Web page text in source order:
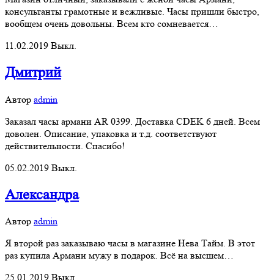
консультанты грамотные и вежливые. Часы пришли быстро,
вообщем очень довольны. Всем кто сомневается…
11.02.2019 Выкл.
Дмитрий
Автор admin
Заказал часы армани AR 0399. Доставка CDEK 6 дней. Всем
доволен. Описание, упаковка и т.д. соответствуют
действительности. Спасибо!
05.02.2019 Выкл.
Александра
Автор admin
Я второй раз заказываю часы в магазине Нева Тайм. В этот
раз купила Армани мужу в подарок. Всё на высшем…
25.01.2019 Выкл.